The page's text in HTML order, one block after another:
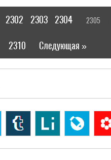
2302 2303 2304 2305
2310 Следующая »